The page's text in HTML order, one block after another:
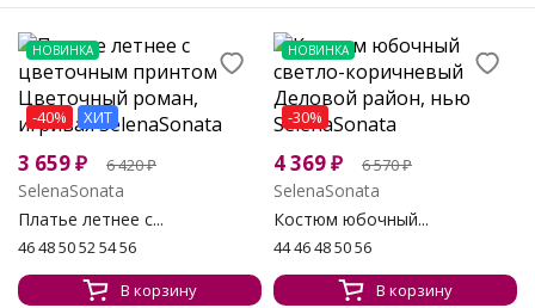
НОВИНКА
-40% ХИТ
3 659₽ 6 420₽
SelenaSonata
Платье летнее с...
46 48 50 52 54 56
В корзину
НОВИНКА
-30%
4 369₽ 6 570₽
SelenaSonata
Костюм юбочный...
44 46 48 50 56
В корзину